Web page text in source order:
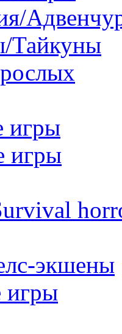
Тайкуны
игры
игры
экшены
игры